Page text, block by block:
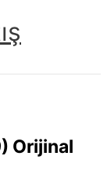
Orijinal